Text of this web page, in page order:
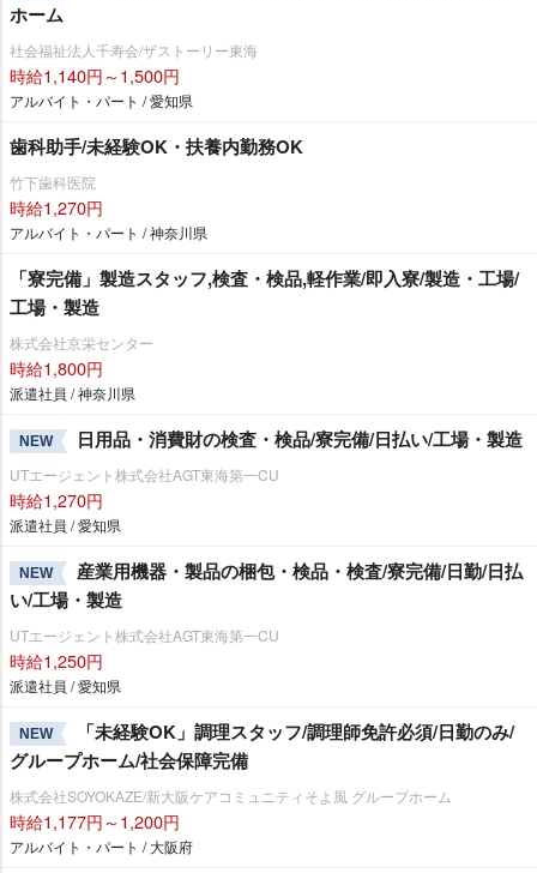
ホーム
社会福祉法人千寿会/ザストーリー東海
時給1,140円～1,500円
アルバイト・パート / 愛知県
歯科助手/未経験OK・扶養内勤務OK
竹下歯科医院
時給1,270円
アルバイト・パート / 神奈川県
「寮完備」製造スタッフ,検査・検品,軽作業/即入寮/製造・工場/
工場・製造
株式会社京栄センター
時給1,800円
派遣社員 / 神奈川県
NEW 日用品・消費財の検査・検品/寮完備/日払い/工場・製造
UTエージェント株式会社AGT東海第一CU
時給1,270円
派遣社員 / 愛知県
NEW
産業用機器・製品の梱包・検品・検査/寮完備/日勤/日払
い/工場・製造
UTエージェント株式会社AGT東海第一CU
時給1,250円
派遣社員 / 愛知県
NEW
「未経験OK」調理スタッフ/調理師免許必須/日勤のみ/
グループホーム/社会保障完備
株式会社SOYOKAZE/新大阪ケアコミュニティそよ風 グループホーム
時給1,177円～1,200円
アルバイト・パート / 大阪府